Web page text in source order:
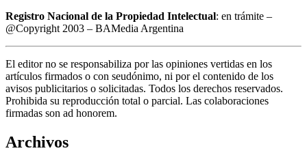
Registro Nacional de la Propiedad Intelectual: en trámite –
@Copyright 2003 – BAMedia Argentina
El editor no se responsabiliza por las opiniones vertidas en los
artículos firmados o con seudónimo, ni por el contenido de los
avisos publicitarios o solicitadas. Todos los derechos reservados.
Prohibida su reproducción total o parcial. Las colaboraciones
firmadas son ad honorem.
Archivos